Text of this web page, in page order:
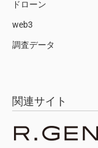
ドローン
web3
調査データ
関連サイト